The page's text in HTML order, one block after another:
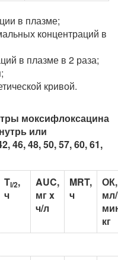
в плазме;
концентраций в
в плазме в 2 раза;
кривой.
моксифлоксацина
или
46, 48, 50, 57, 60, 61,
Tl/2,
ч
AUC,
мг x
ч/л
MRT,
ч
ОК,
мл/
кг